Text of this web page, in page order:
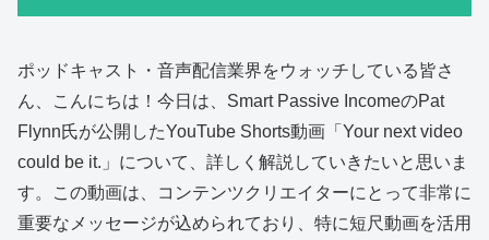
ポッドキャスト・音声配信業界をウォッチしている皆さ
ん、こんにちは！今日は、Smart Passive IncomeのPat
Flynn氏が公開したYouTube Shorts動画「Your next video
could be it.」について、詳しく解説していきたいと思いま
す。この動画は、コンテンツクリエイターにとって非常に
重要なメッセージが込められており、特に短尺動画を活用